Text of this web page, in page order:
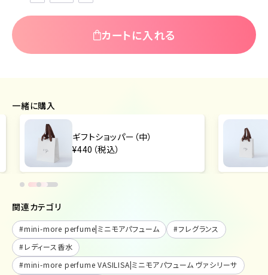
カートに入れる
一緒に購入
ギフトショッパー（中）
¥440（税込）
関連カテゴリ
#mini-more perfume|ミニモアパフューム #フレグランス
#レディース香水
#mini-more perfume VASILISA|ミニモアパフューム ヴァシリーサ